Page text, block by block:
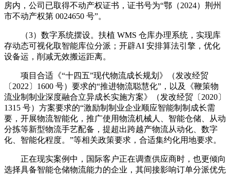
房内，公司已取得不动产权证书，证书号为“鄂（2024）荆州
市不动产权第 0024650 号”。
（3）数字系统摆设。扶植 WMS 仓库办理系统，实现库
存动态可视化取智能库位分派；开辟AI 安排算法引擎，优化
设备运，削减无效搬运距离。
项目合适《“十四五”现代物流成长规划》（发改经贸
〔2022〕1600 号）要求的“推进物流聪慧化”，以及《鞭策物
流业制制业深度融合立异成长实施方案》（发改经贸〔2020〕
1315 号）方案要求的“激励制制业企业顺应智能制制成长需
要，开展物流智能化，推广使用物流机械人、智能仓储、从动
分拣等新型物流手艺配备，提超出跨越产物流从动化、数字
化、智能化程度。”等相关政策要求，合适集约化用地要求。
正在现实案例中，国际客户正在调查供应商时，也更倾向
选择具备智能仓储物流能力的企业，其间接影响订单分派优先